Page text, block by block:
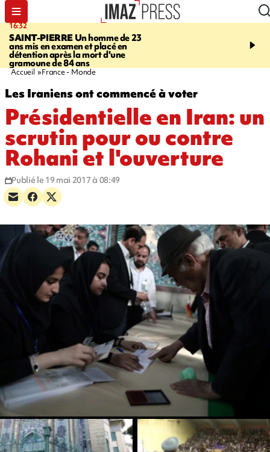
16:32
SAINT-PIERREUn homme de 23
ans mis en examen et placé en
détention après la mort d'une
gramoune de 84 ans
21:08
et Turquie scellent un
Accueil France - Monde
Les Iraniens ont commencé à voter
Présidentielle en Iran: un
scrutin pour ou contre
Rohani et l'ouverture
Publié le 19 mai 2017 à 08:49